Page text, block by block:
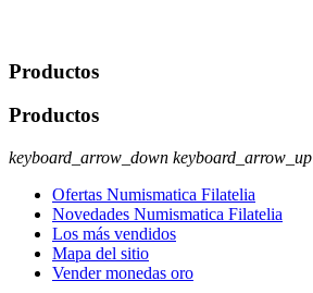
Productos
Productos
keyboard_arrow_down keyboard_arrow_up
Ofertas Numismatica Filatelia
Novedades Numismatica Filatelia
Los más vendidos
Mapa del sitio
Vender monedas oro